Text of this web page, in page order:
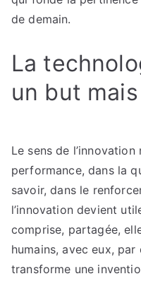
de demain.
La
un but
Le sens de
performance, dans la
savoir, dans le
l’innovation devient
comprise, partagée,
humains, avec eux,
transforme une